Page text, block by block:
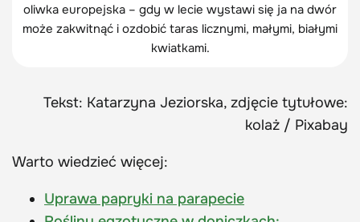
oliwka europejska – gdy w lecie wystawi się ja na dwór
może zakwitnąć i ozdobić taras licznymi, małymi, białymi
kwiatkami.
Tekst: Katarzyna Jeziorska, zdjęcie tytułowe:
kolaż / Pixabay
Warto wiedzieć więcej:
Uprawa papryki na parapecie